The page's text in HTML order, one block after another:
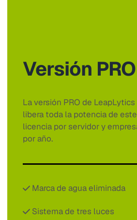
Versión PRO
La versión PRO de
libera toda la potencia de
licencia por servidor y
por año.
Marca de agua eliminada
Sistema de tres luces